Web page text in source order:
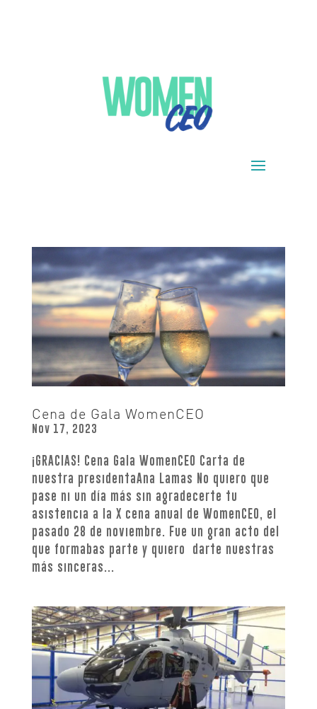
Cena de Gala WomenCEO
Nov 17, 2023
¡GRACIAS! Cena Gala WomenCEO Carta de
nuestra presidentaAna Lamas No quiero que
pase ni un día más sin agradecerte tu
asistencia a la X cena anual de WomenCEO, el
pasado 28 de noviembre. Fue un gran acto del
que formabas parte y quiero darte nuestras
más sinceras...